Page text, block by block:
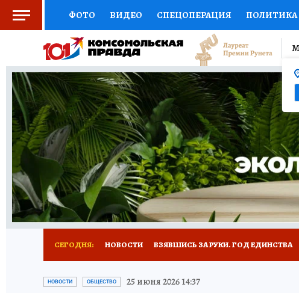
ФОТО ВИДЕО СПЕЦОПЕРАЦИЯ ПОЛИТИКА
СОЦПОДДЕРЖКА НАУКА СПОРТ
ВЫБОР ЭКСПЕРТОВ ДОКТОР ФИНАНСЫ
КНИЖНАЯ ПОЛКА ПРОГНОЗЫ НА СПОРТ
ПРЕСС-ЦЕНТР НЕДВИЖИМОСТЬ ТЕЛЕВИЗОР
РАДИО КП РЕКЛАМА ТЕСТЫ НОВОЕ НА
СЕГОДНЯ: НОВОСТИ ВЗЯВШИСЬ ЗА РУКИ. ГОД ЕДИНСТВА
УКРАИНА: СВОДКА КП В МАХ
НОВОСТИ ОБЩЕСТВО 25 июня 2026 14:37